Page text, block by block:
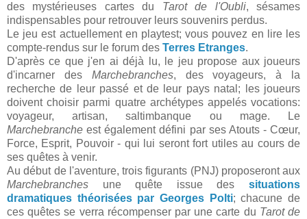
des mystérieuses cartes du Tarot de l'Oubli, sésames
indispensables pour retrouver leurs souvenirs perdus.
Le jeu est actuellement en playtest; vous pouvez en lire les
compte-rendus sur le forum des Terres Etranges.
D'après ce que j'en ai déjà lu, le jeu propose aux joueurs
d'incarner des Marchebranches, des voyageurs, à la
recherche de leur passé et de leur pays natal; les joueurs
doivent choisir parmi quatre archétypes appelés vocations:
voyageur, artisan, saltimbanque ou mage. Le
Marchebrancheest également défini par ses Atouts - Cœur,
Force, Esprit, Pouvoir - qui lui seront fort utiles au cours de
ses quêtes à venir.
Au début de l'aventure, trois figurants (PNJ) proposeront aux
Marchebranches une quête issue dessituations
dramatiques théorisées par Georges Polti; chacune de
ces quêtes se verra récompenser par une carte du Tarot de